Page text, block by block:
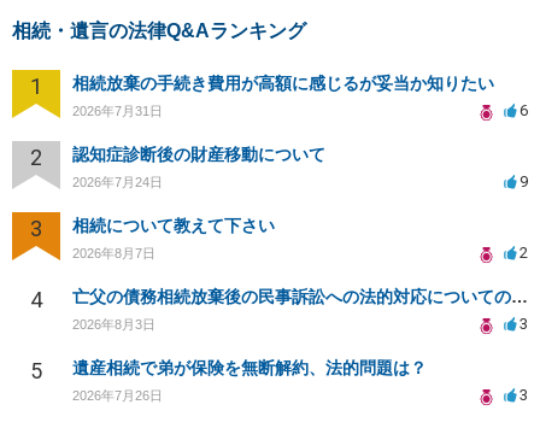
相続・遺言の法律Q&Aランキング
1 相続放棄の手続き費用が高額に感じるが妥当か知りたい
2026年7月31日 6
2 認知症診断後の財産移動について
2026年7月24日 9
3 相続について教えて下さい
2026年8月7日 2
4 亡父の債務相続放棄後の民事訴訟への法的対応についての相談
2026年8月3日 3
5 遺産相続で弟が保険を無断解約、法的問題は？
2026年7月26日 3